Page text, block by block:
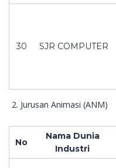
30 SJR COMPUTER
Jurusan Animasi (ANM)
No
Nama Dunia
Industri